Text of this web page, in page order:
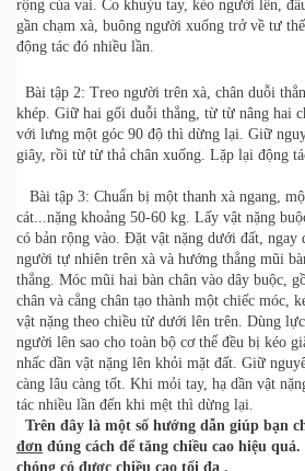
rộng của vai. Co khuỷu tay, kéo người lên,
gần chạm xà, buông người xuống trở về tư
động tác đó nhiều lần.
Bài tập 2: Treo người trên xà, chân duỗi
khép. Giữ hai gối duỗi thẳng, từ từ nâng hai
với lưng một góc 90 độ thì dừng lại. Giữ
giây, rồi từ từ thả chân xuống. Lặp lại động
Bài tập 3: Chuẩn bị một thanh xà ngang,
cát...nặng khoảng 50-60 kg. Lấy vật nặng
có bản rộng vào. Đặt vật nặng dưới đất,
người tự nhiên trên xà và hướng thẳng mũi
thẳng. Móc mũi hai bàn chân vào dây buộc,
chân và cẳng chân tạo thành một chiếc móc,
vật nặng theo chiều từ dưới lên trên. Dùng
người lên sao cho toàn bộ cơ thể đều bị kéo
nhấc dần vật nặng lên khỏi mặt đất. Giữ
càng lâu càng tốt. Khi mỏi tay, hạ dần vật
tác nhiều lần đến khi mệt thì dừng lại.
Trên đây là một số hướng dẫn giúp bạn
đơn đúng cách để tăng chiều cao hiệu
chóng có được chiều cao tối đa .